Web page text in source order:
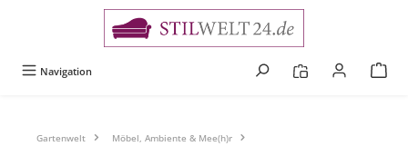
Navigation
Gartenwelt
Möbel, Ambiente & Mee(h)r